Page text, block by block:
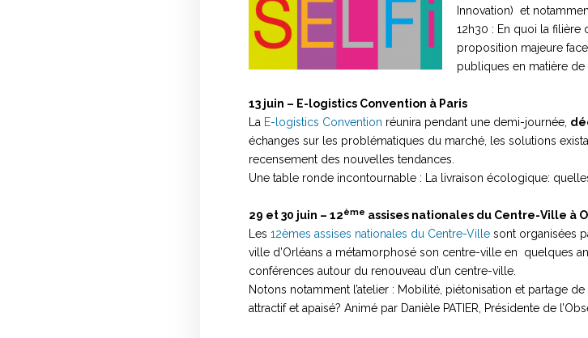
Innovation) et
12h30 : En quoi la
proposition majeure
publiques en matière
13 juin – E-logistics Convention à Paris
La E-logistics Convention réunira pendant une demi-journée,
échanges sur les problématiques du marché, les solutions
recensement des nouvelles tendances.
Une table ronde incontournable : La livraison écologique:
29 et 30 juin – 12ème assises nationales du Centre-Ville à
Les 12èmes assises nationales du Centre-Ville sont organisées
ville d’Orléans a métamorphosé son centre-ville en quelques
conférences autour du renouveau d’un centre-ville.
Notons notamment l’atelier : Mobilité, piétonisation et partage
attractif et apaisé? Animé par Danièle PATIER, Présidente de